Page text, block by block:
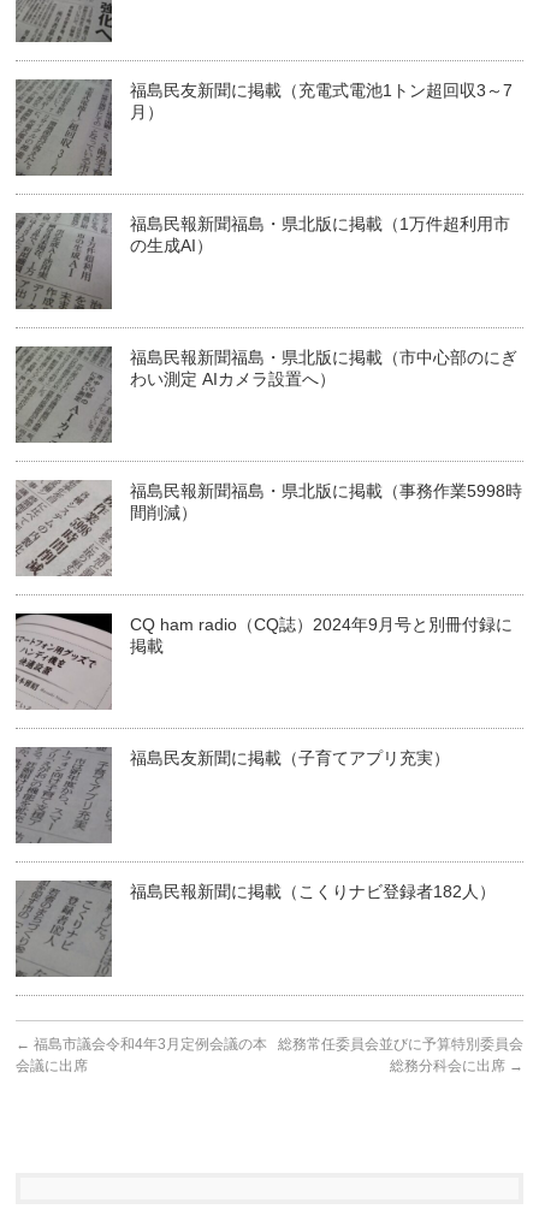
福島民友新聞に掲載（充電式電池1トン超回収3～7
月）
福島民報新聞福島・県北版に掲載（1万件超利用市
の生成AI）
福島民報新聞福島・県北版に掲載（市中心部のにぎ
わい測定 AIカメラ設置へ）
福島民報新聞福島・県北版に掲載（事務作業5998時
間削減）
CQ ham radio（CQ誌）2024年9月号と別冊付録に
掲載
福島民友新聞に掲載（子育てアプリ充実）
福島民報新聞に掲載（こくりナビ登録者182人）
← 福島市議会令和4年3月定例会議の本
会議に出席
総務常任委員会並びに予算特別委員会
総務分科会に出席 →